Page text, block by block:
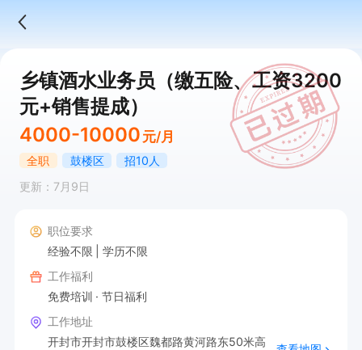
乡镇酒水业务员（缴五险、工资3200
元+销售提成）
4000-10000 元/月
全职 鼓楼区
招10人
更新：7月9日
职位要求
经验不限
学历不限
工作福利
免费培训
节日福利
工作地址
开封市开封市鼓楼区魏都路黄河路东50米高